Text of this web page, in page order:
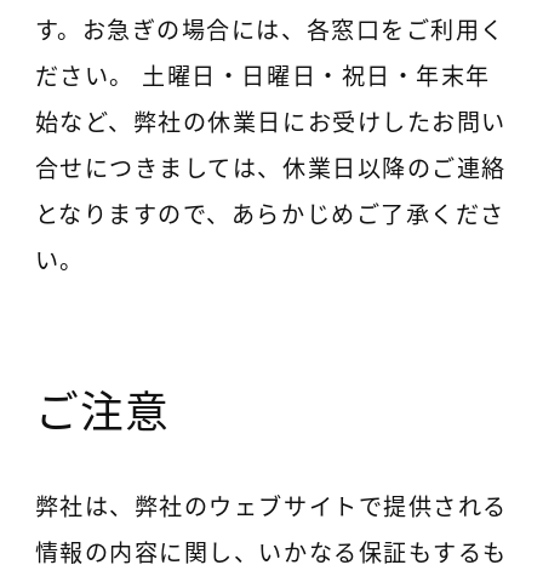
す。お急ぎの場合には、各窓口をご利用く
ださい。 土曜日・日曜日・祝日・年末年
始など、弊社の休業日にお受けしたお問い
合せにつきましては、休業日以降のご連絡
となりますので、あらかじめご了承くださ
い。
ご注意
弊社は、弊社のウェブサイトで提供される
情報の内容に関し、いかなる保証もするも